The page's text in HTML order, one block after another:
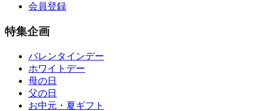
会員登録
特集企画
バレンタインデー
ホワイトデー
母の日
父の日
お中元・夏ギフト